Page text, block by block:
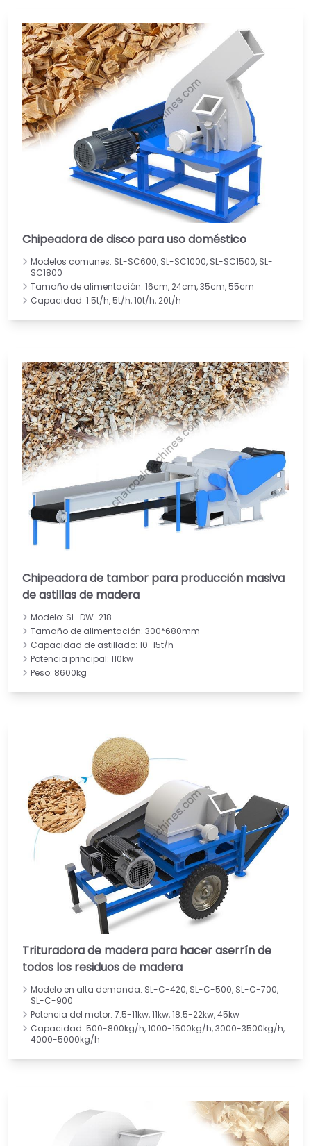
Chipeadora de disco para uso doméstico
Modelos comunes: SL-SC600, SL-SC1000, SL-SC1500, SL-
SC1800
Tamaño de alimentación: 16cm, 24cm, 35cm, 55cm
Capacidad: 1.5t/h, 5t/h, 10t/h, 20t/h
Chipeadora de tambor para producción masiva
de astillas de madera
Modelo: SL-DW-218
Tamaño de alimentación: 300*680mm
Capacidad de astillado: 10-15t/h
Potencia principal: 110kw
Peso: 8600kg
Trituradora de madera para hacer aserrín de
todos los residuos de madera
Modelo en alta demanda: SL-C-420, SL-C-500, SL-C-700,
SL-C-900
Potencia del motor: 7.5-11kw, 11kw, 18.5-22kw, 45kw
Capacidad: 500-800kg/h, 1000-1500kg/h, 3000-3500kg/h,
4000-5000kg/h